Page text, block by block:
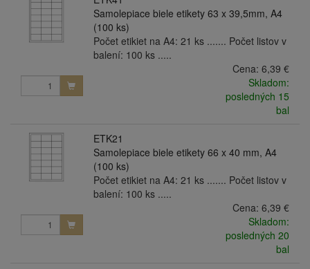
Samolepiace biele etikety 63 x 39,5mm, A4
(100 ks)
Počet etikiet na A4: 21 ks ....... Počet listov v
balení: 100 ks .....
Cena: 6,39 €
Skladom:
posledných 15
bal
ETK21
Samolepiace biele etikety 66 x 40 mm, A4
(100 ks)
Počet etikiet na A4: 21 ks ....... Počet listov v
balení: 100 ks .....
Cena: 6,39 €
Skladom:
posledných 20
bal